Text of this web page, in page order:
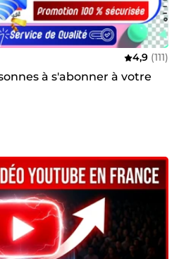
4,9 (111)
à s'abonner à votre